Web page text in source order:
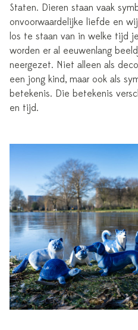
Staten. Dieren staan vaak
onvoorwaardelijke liefde en
los te staan van in welke tijd
worden er al eeuwenlang
neergezet. Niet alleen als
een jong kind, maar ook als
betekenis. Die betekenis
en tijd.